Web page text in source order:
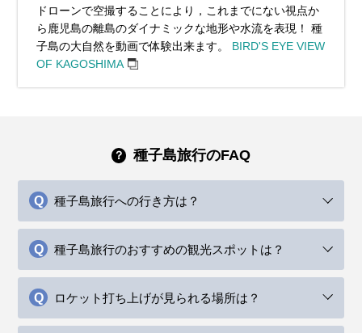
ドローンで空撮することにより，これまでにない視点か
ら鹿児島の離島のダイナミックな地形や水流を表現！ 種
子島の大自然を動画で体験出来ます。 BIRD'S EYE VIEW
OF KAGOSHIMA
種子島旅行のFAQ
種子島旅行への行き方は？
種子島旅行のおすすめの観光スポットは？
ロケット打ち上げが見られる場所は？